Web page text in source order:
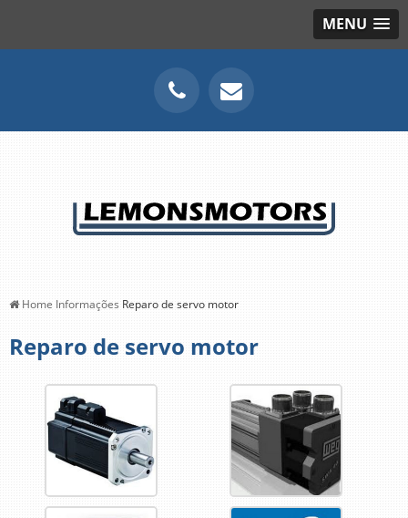
MENU
Home Informações Reparo de servo motor
Reparo de servo motor